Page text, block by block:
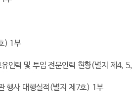
) 1부
인력 및 투입 전문인력 현황(별지 제 4, 5,
행사 대행실적(별지 제 7호) 1 부